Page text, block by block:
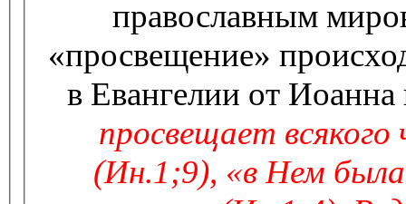
православным
«просвещение»
в Евангелии от Иоанна
просвещает всякого
(Ин.1;9), «в Нем